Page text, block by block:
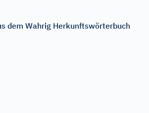
dem Wahrig Herkunftswörterbuch